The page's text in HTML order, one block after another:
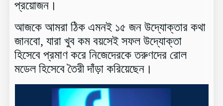
প্রয়োজন।
আজকে আমরা ঠিক এমনই ১৫ জন উদ্যোক্তার কথা
জানবো, যারা খুব কম বয়সেই সফল উদ্যোক্তা
হিসেবে প্রমাণ করে নিজেদেরকে তরুণদের রোল
মডেল হিসেবে তৈরী দাঁড়া করিয়েছেন।